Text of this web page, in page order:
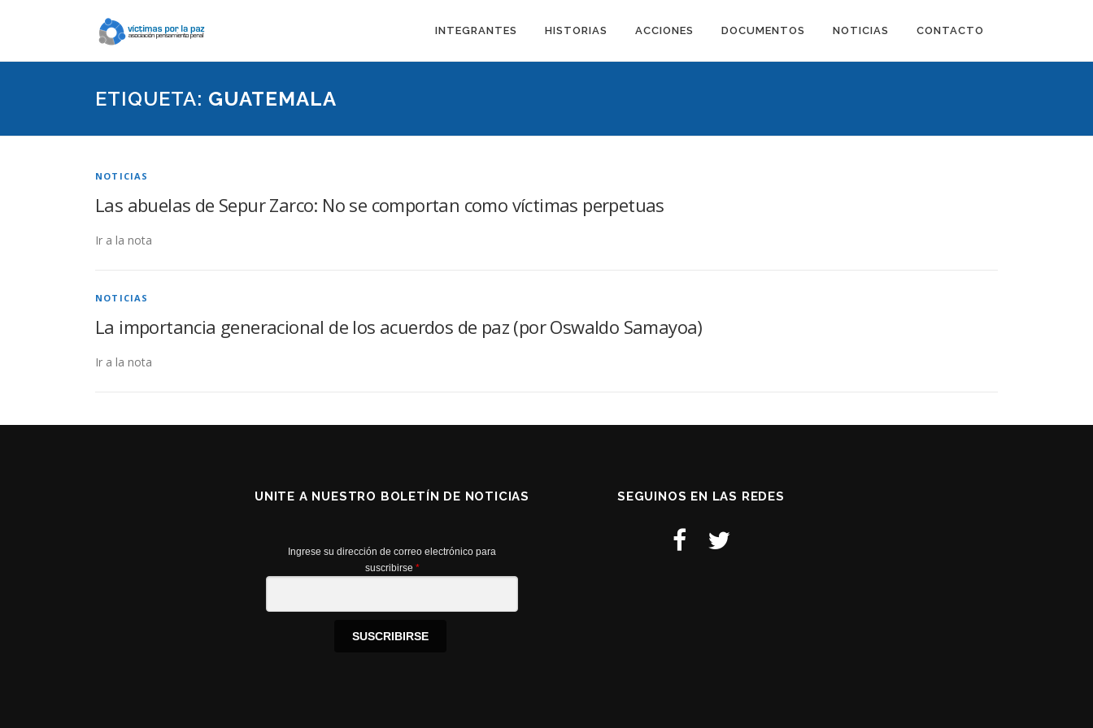
INTEGRANTES HISTORIAS ACCIONES DOCUMENTOS NOTICIAS CONTACTO
ETIQUETA: GUATEMALA
NOTICIAS
Las abuelas de Sepur Zarco: No se comportan como víctimas perpetuas
Ir a la nota
NOTICIAS
La importancia generacional de los acuerdos de paz (por Oswaldo Samayoa)
Ir a la nota
UNITE A NUESTRO BOLETÍN DE NOTICIAS
Ingrese su dirección de correo electrónico para
suscribirse *
SUSCRIBIRSE
SEGUINOS EN LAS REDES